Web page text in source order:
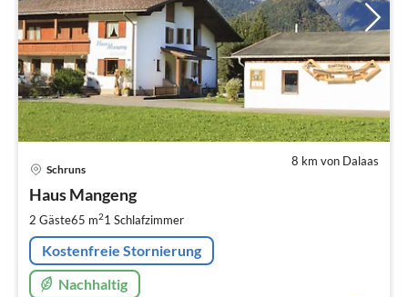
8 km von Dalaas
Schruns
Haus Mangeng
2 Gäste65 m21 Schlafzimmer
Kostenfreie Stornierung
Nachhaltig